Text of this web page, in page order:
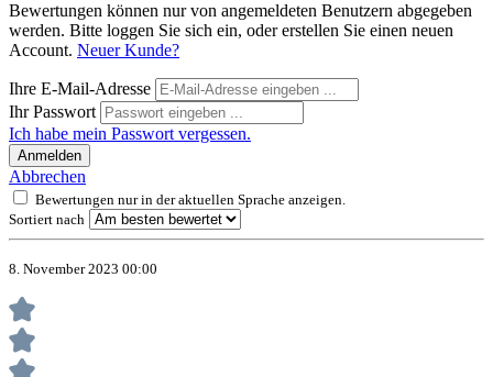
Bewertungen können nur von angemeldeten Benutzern abgegeben
werden. Bitte loggen Sie sich ein, oder erstellen Sie einen neuen
Account. Neuer Kunde?
Ihre E-Mail-Adresse
Ihr Passwort
Ich habe mein Passwort vergessen.
Anmelden
Abbrechen
Bewertungen nur in der aktuellen Sprache anzeigen.
Sortiert nach
8. November 2023 00:00